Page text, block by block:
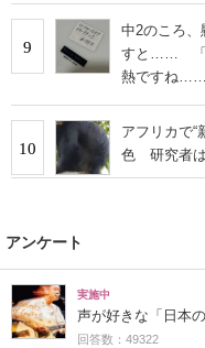
9
中2のころ
すと…… 「
熱ですね……
10
アフリカで
色 研究者は
アンケート
実施中
声が好きな「日本
回答数：49322